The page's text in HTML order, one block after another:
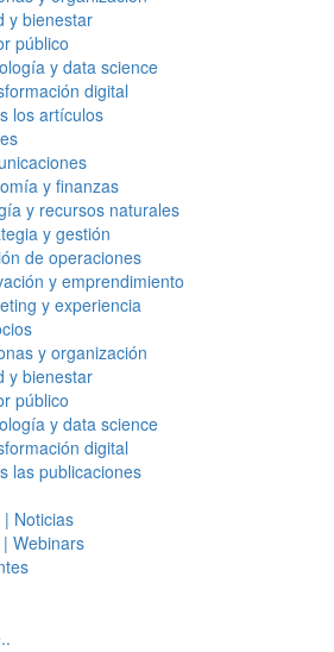
y bienestar
público
y data science
digital
los artículos
y finanzas
y recursos naturales
y gestión
de operaciones
y emprendimiento
y experiencia
y organización
y bienestar
público
y data science
digital
las publicaciones
Noticias
Webinars